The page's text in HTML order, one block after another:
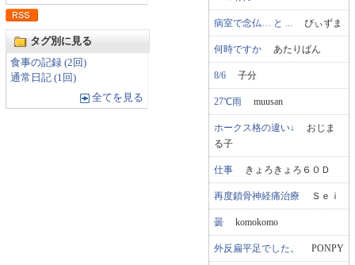
タグ別に見る
食事の記録 (2回)
通常日記 (1回)
全てを見る
病室で念仏… と ... ぴぃずま
何時ですか あたりばん
8/6 子分
27℃雨 muusan
ホークス格の違い↓ おじま
る子
仕事 きょろきょろ６０Ｄ
再度鎖骨神経痛治療 Ｓｅｉ
曇 komokomo
外反扁平足でした。 PONPY